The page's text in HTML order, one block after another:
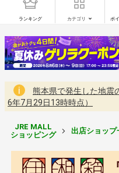
ランキング カテゴリ ポ
熊本県で発生した地震
6年7月29日13時時点）
JRE MALL
ショッピング
出店ショップ